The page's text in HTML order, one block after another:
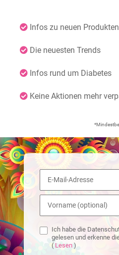
Ich habe die
gelesen und erkenne
( Lesen )
Infos zu neuen Produkten
Die neuesten Trends
Infos rund um Diabetes
Keine Aktionen mehr